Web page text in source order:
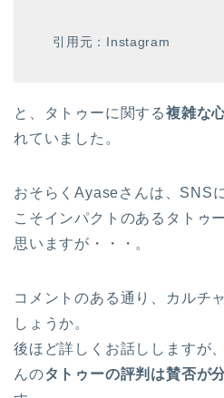
引用元：Instagram
と、タトゥーに関する複雑な
れていました。
おそらくAyaseさんは、SNS
こそインパクトのあるタトゥ
思いますが・・・。
コメントのある通り、カルチ
しょうか。
後ほど詳しくお話ししますが
んのタトゥーの評判は賛否が